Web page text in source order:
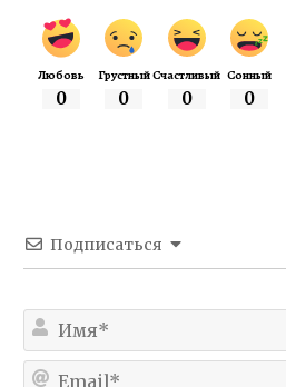
Любовь
0
Грустный
0
Счастливый
0
Сонный
0
Подписаться